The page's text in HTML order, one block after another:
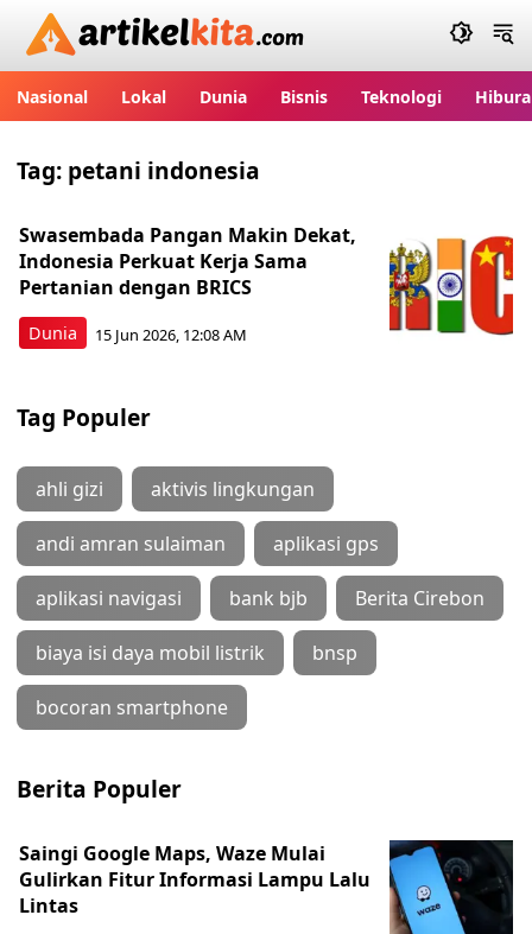
Artikelkita.com
Nasional Lokal Dunia Bisnis Teknologi
Tag: petani indonesia
Dunia
Swasembada Pangan Makin Dekat,
Indonesia Perkuat Kerja Sama
Pertanian dengan BRICS
15 Jun 2026, 12:08 AM
Tag Populer
ahli gizi aktivis lingkungan
andi amran sulaiman aplikasi gps
aplikasi navigasi bank bjb Berita Cirebon
biaya isi daya mobil listrik bnsp
bocoran smartphone
Berita Populer
Saingi Google Maps, Waze Mulai
Gulirkan Fitur Informasi Lampu Lalu
Lintas